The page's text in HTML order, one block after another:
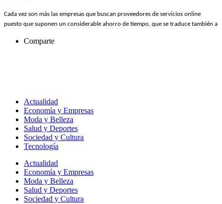
Cada vez son más las empresas que buscan proveedores de servicios online
puesto que suponen un considerable ahorro de tiempo, que se traduce también a
Comparte
Actualidad
Economía y Empresas
Moda y Belleza
Salud y Deportes
Sociedad y Cultura
Tecnología
Actualidad
Economía y Empresas
Moda y Belleza
Salud y Deportes
Sociedad y Cultura